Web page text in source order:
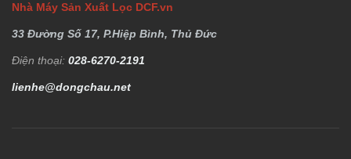
Nhà Máy Sản Xuất Lọc DCF.vn
33 Đường Số 17, P.Hiệp Bình, Thủ Đức
Điện thoại: 028-6270-2191
lienhe@dongchau.net